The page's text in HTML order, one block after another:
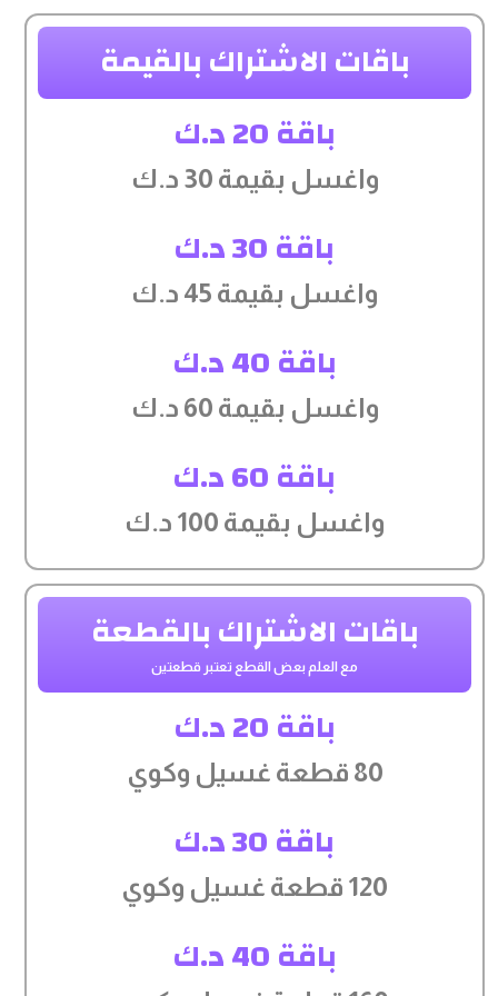
باقات الاشتراك بالقيمة
باقة 20 د.ك
واغسل بقيمة 30 د.ك
باقة 30 د.ك
واغسل بقيمة 45 د.ك
باقة 40 د.ك
واغسل بقيمة 60 د.ك
باقة 60 د.ك
واغسل بقيمة 100 د.ك
باقات الاشتراك بالقطعة
مع العلم بعض القطع تعتبر قطعتين
باقة 20 د.ك
80 قطعة غسيل وكوي
باقة 30 د.ك
120 قطعة غسيل وكوي
باقة 40 د.ك